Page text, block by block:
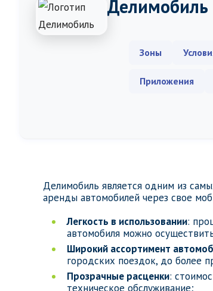
Делимобиль
Зоны
Приложения
Делимобиль является одним из
аренды автомобилей через свое
Легкость в использовании:
автомобиля можно
Широкий ассортимент
городских поездок, до более
Прозрачные расценки:
техническое обслуживание;